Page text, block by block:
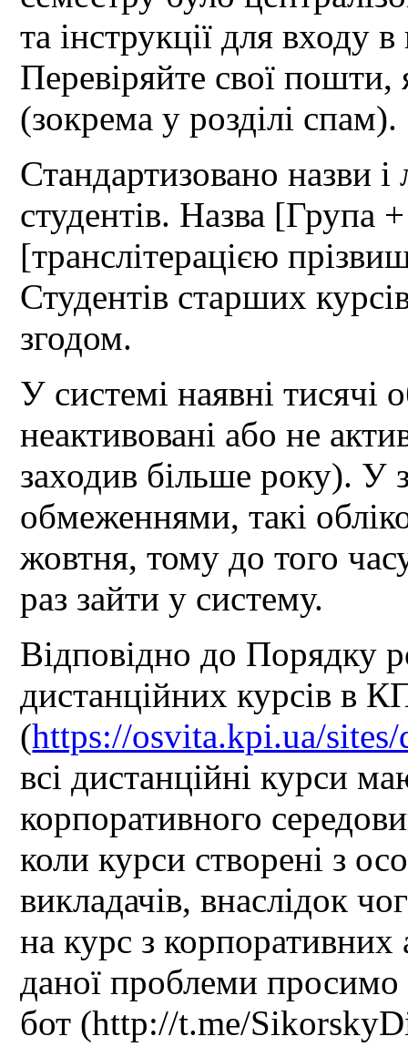
та інструкції для входу
Перевіряйте свої пошти,
(зокрема у розділі спам).
Стандартизовано назви і
студентів. Назва [Група
[транслітерацією
Студентів старших
згодом.
У системі наявні тисячі
неактивовані або не
заходив більше року). У
обмеженнями, такі
жовтня, тому до того
раз зайти у систему.
Відповідно до Порядку
дистанційних курсів в
(https://osvita.kpi.ua/
всі дистанційні курси
корпоративного
коли курси створені з
викладачів, внаслідок
на курс з
даної проблеми
бот (http://t.me/